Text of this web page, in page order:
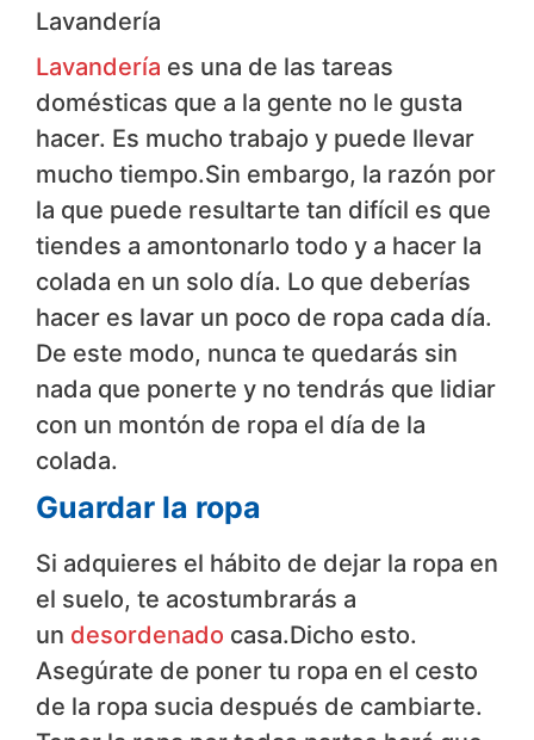
Lavandería
Lavandería es una de las tareas
domésticas que a la gente no le gusta
hacer. Es mucho trabajo y puede llevar
mucho tiempo.Sin embargo, la razón por
la que puede resultarte tan difícil es que
tiendes a amontonarlo todo y a hacer la
colada en un solo día. Lo que deberías
hacer es lavar un poco de ropa cada día.
De este modo, nunca te quedarás sin
nada que ponerte y no tendrás que lidiar
con un montón de ropa el día de la
colada.
Guardar la ropa
Si adquieres el hábito de dejar la ropa en
el suelo, te acostumbrarás a
un desordenado casa.Dicho esto.
Asegúrate de poner tu ropa en el cesto
de la ropa sucia después de cambiarte.